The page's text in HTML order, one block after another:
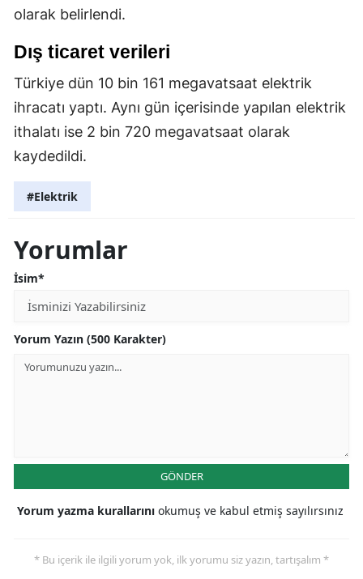
olarak belirlendi.
Dış ticaret verileri
Türkiye dün 10 bin 161 megavatsaat elektrik
ihracatı yaptı. Aynı gün içerisinde yapılan elektrik
ithalatı ise 2 bin 720 megavatsaat olarak
kaydedildi.
#Elektrik
Yorumlar
İsim*
Yorum Yazın (500 Karakter)
GÖNDER
Yorum yazma kurallarını okumuş ve kabul etmiş sayılırsınız
* Bu içerik ile ilgili yorum yok, ilk yorumu siz yazın, tartışalım *